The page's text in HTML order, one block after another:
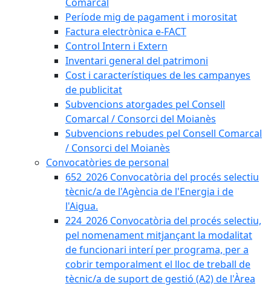
Període mig de pagament i morositat
Factura electrònica e-FACT
Control Intern i Extern
Inventari general del patrimoni
Cost i característiques de les campanyes
de publicitat
Subvencions atorgades pel Consell
Comarcal / Consorci del Moianès
Subvencions rebudes pel Consell Comarcal
/ Consorci del Moianès
Convocatòries de personal
652_2026 Convocatòria del procés selectiu
tècnic/a de l'Agència de l'Energia i de
l'Aigua.
224_2026 Convocatòria del procés selectiu,
pel nomenament mitjançant la modalitat
de funcionari interí per programa, per a
cobrir temporalment el lloc de treball de
tècnic/a de suport de gestió (A2) de l'Àrea